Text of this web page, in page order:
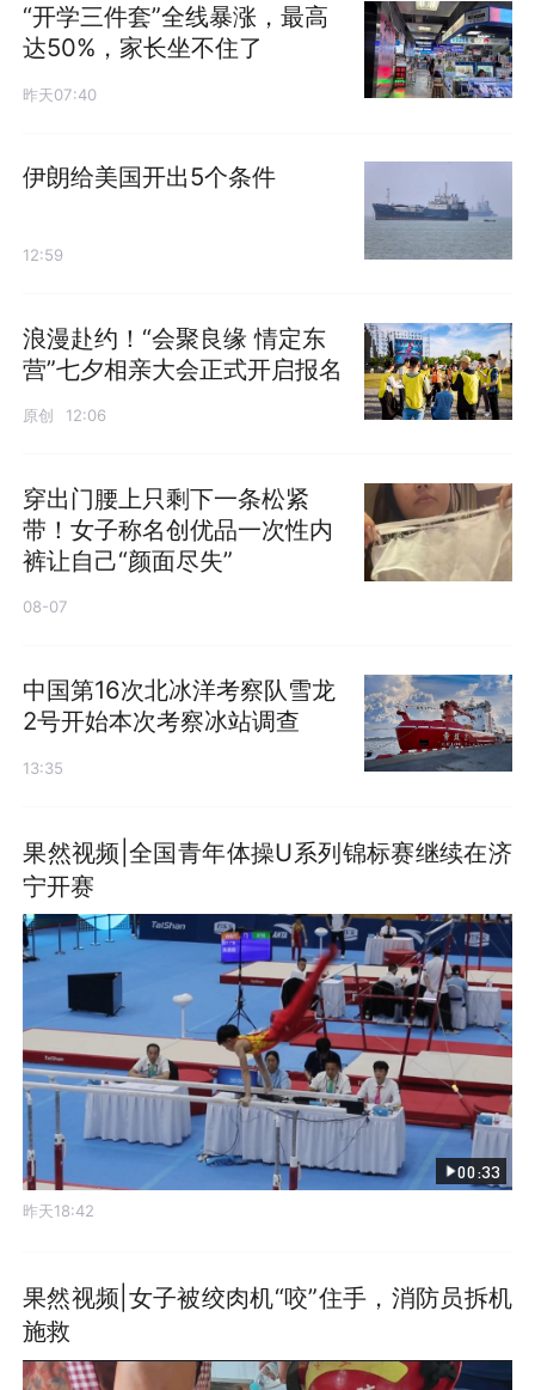
“开学三件套”全线暴涨，最高
达50%，家长坐不住了
昨天07:40
伊朗给美国开出5个条件
12:59
浪漫赴约！“会聚良缘 情定东
营”七夕相亲大会正式开启报名
原创 12:06
穿出门腰上只剩下一条松紧
带！女子称名创优品一次性内
裤让自己“颜面尽失”
08-07
中国第16次北冰洋考察队雪龙
2号开始本次考察冰站调查
13:35
果然视频|全国青年体操U系列锦标赛继续在济
宁开赛
00:33
昨天18:42
果然视频|女子被绞肉机“咬”住手，消防员拆机
施救